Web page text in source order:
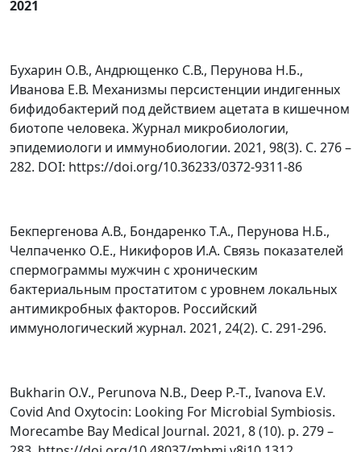
2021
Бухарин О.В., Андрющенко С.В., Перунова Н.Б.,
Иванова Е.В. Механизмы персистенции индигенных
бифидобактерий под действием ацетата в кишечном
биотопе человека. Журнал микробиологии,
эпидемиологи и иммунобиологии. 2021, 98(3). С. 276 –
282. DOI: https://doi.org/10.36233/0372-9311-86
Бекпергенова А.В., Бондаренко Т.А., Перунова Н.Б.,
Челпаченко О.Е., Никифоров И.А. Связь показателей
спермограммы мужчин с хроническим
бактериальным простатитом с уровнем локальных
антимикробных факторов. Российский
иммунологический журнал. 2021, 24(2). С. 291-296.
Bukharin O.V., Perunova N.B., Deep P.-T., Ivanova E.V.
Covid And Oxytocin: Looking For Microbial Symbiosis.
Morecambe Bay Medical Journal. 2021, 8 (10). p. 279 –